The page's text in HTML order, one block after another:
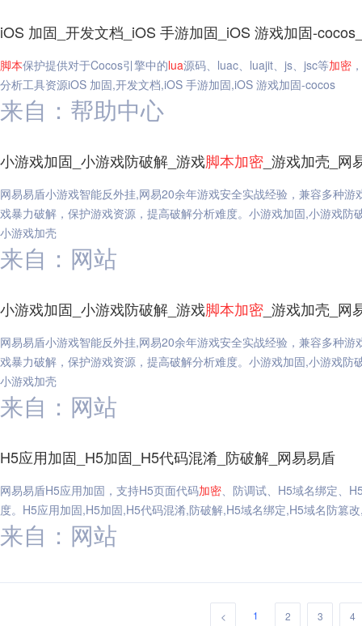
iOS 加固_开发文档_iOS 手游加固_iOS 游戏加固-
脚本保护提供对于Cocos引擎中的lua源码、luac、luajit、js、jsc等加密
分析工具资源iOS 加固,开发文档,iOS 手游加固,iOS 游戏加固-cocos
来自：帮助中心
小游戏加固_小游戏防破解_游戏脚本加密 _游戏加壳_网
网易易盾小游戏智能反外挂,网易20余年游戏安全实战经验，兼容多种游
戏暴力破解，保护游戏资源，提高破解分析难度。小游戏加固,小游戏防
小游戏加壳
来自：网站
小游戏加固_小游戏防破解_游戏脚本加密 _游戏加壳_网
网易易盾小游戏智能反外挂,网易20余年游戏安全实战经验，兼容多种游
戏暴力破解，保护游戏资源，提高破解分析难度。小游戏加固,小游戏防
小游戏加壳
来自：网站
H5应用加固_H5加固_H5代码混淆_防破解_网易易盾
网易易盾H5应用加固，支持H5页面代码加密、防调试、H5域名绑定、
度。H5应用加固,H5加固,H5代码混淆,防破解,H5域名绑定,H5域名防篡
来自：网站
< 1 2 3 4